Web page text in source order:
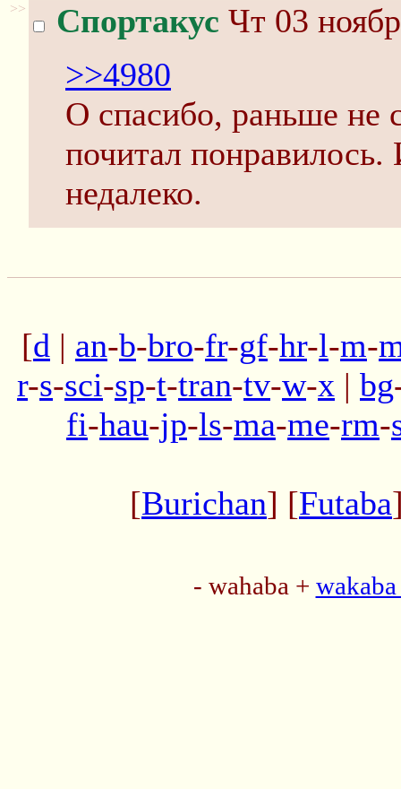
>> Спортакус Чт 03
>>4980
О спасибо, раньше не
почитал
недалеко.
[d | an-b-bro-fr-gf-hr-l-m-
r-s-sci-sp-t-tran-tv-w-x | bg
fi-hau-jp-ls-ma-me-rm-
[Burichan] [Futaba
- wahaba +